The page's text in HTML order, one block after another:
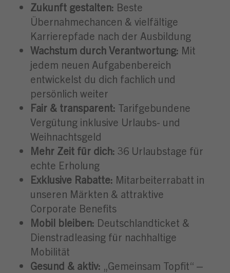
Zukunft gestalten: Beste
Übernahmechancen & vielfältige
Karrierepfade nach der Ausbildung
Wachstum durch Verantwortung: Mit
jedem neuen Aufgabenbereich
entwickelst du dich fachlich und
persönlich weiter
Fair & transparent: Tarifgebundene
Vergütung inklusive Urlaubs- und
Weihnachtsgeld
Mehr Zeit für dich: 36 Urlaubstage für
echte Erholung
Exklusive Rabatte: Mitarbeiterrabatt in
unseren Märkten & attraktive
Corporate Benefits
Mobil bleiben: Deutschlandticket &
Dienstradleasing für nachhaltige
Mobilität
Gesund & aktiv: „Gemeinsam Topfit“ –